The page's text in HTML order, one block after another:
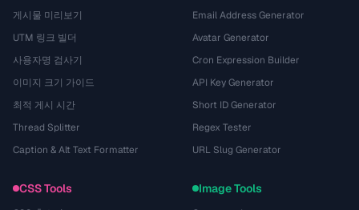
게시물 미리보기
UTM 링크 빌더
사용자명 검사기
이미지 크기 가이드
최적 게시 시간
Thread Splitter
Caption & Alt Text Formatter
Email Address Generator
Avatar Generator
Cron Expression Builder
API Key Generator
Short ID Generator
Regex Tester
URL Slug Generator
CSS Tools Image Tools